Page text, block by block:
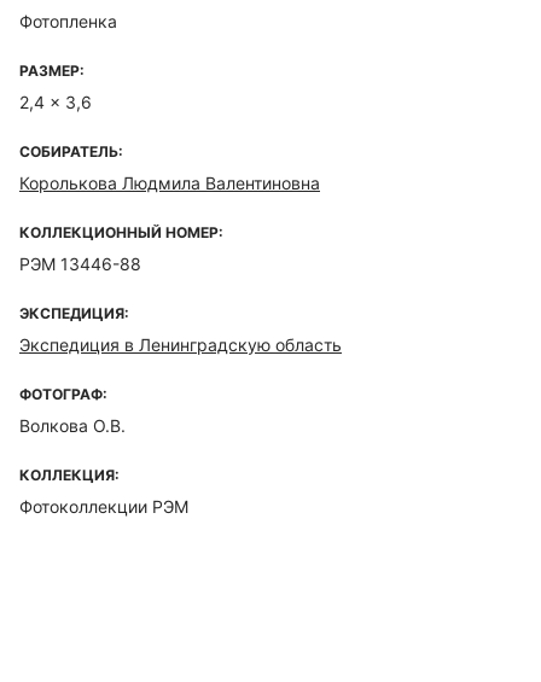
Фотопленка
РАЗМЕР:
2,4 x 3,6
СОБИРАТЕЛЬ:
Королькова Людмила Валентиновна
КОЛЛЕКЦИОННЫЙ НОМЕР:
РЭМ 13446-88
ЭКСПЕДИЦИЯ:
Экспедиция в Ленинградскую область
ФОТОГРАФ:
Волкова О.В.
КОЛЛЕКЦИЯ:
Фотоколлекции РЭМ